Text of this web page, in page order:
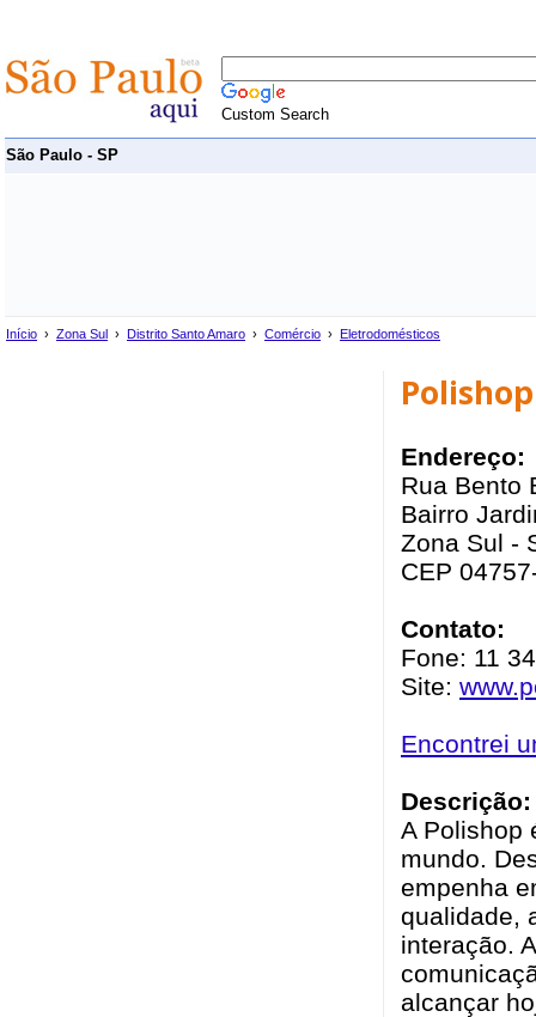
Custom Search
São Paulo - SP
Início › Zona Sul › Distrito Santo Amaro › Comércio › Eletrodomésticos
Endereço:
Rua Bento
Bairro
Zona Sul -
CEP
Contato:
Fone: 11
Site:
Encontrei
Descrição:
A Polishop
mundo.
empenha
qualidade,
interação.
alcançar